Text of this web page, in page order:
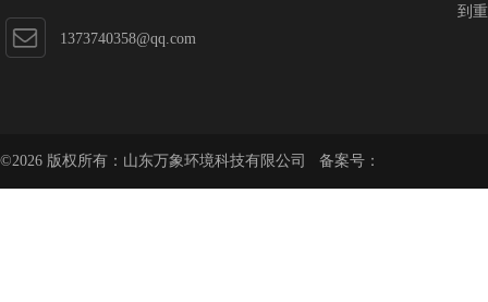
1373740358@qq.com
到
©2026 版权所有：山东万象环境科技有限公司 备案号：